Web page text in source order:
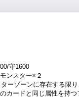
守1600
ンスター×２
ーゾーンに存在する限り
カードと同じ属性を持つ